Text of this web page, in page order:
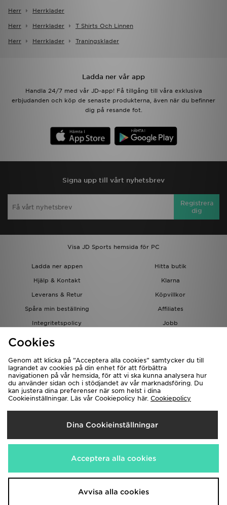
Herr Herrklader
Herr Herrklader T Shirts Och Linnen
Herr Herrklader Traningsklader
Ladda ner vår app
Handla 24/7 med vår JD-app! Få tillgång till våra exklusiva
erbjudanden och köp de senaste produkterna, även när du befinner
dig på resande fot.
Signa upp till vårt nyhetsbrev
Registrera
dig
Visa JD Sports hemsida för PC
Ladda ner appen
Hitta butik
Hjälp & Kontakt
Klarna
Leverans & Retur
Köpvillkor
Spåra min beställning
Affiliates
Integritetspolicy
Jobb
JD-bloggen
Levererar Till
Sverige
Vi accepterar följande betalningssätt
Besök bolagets hemsida på www.jdplc.com
Cookies
Genom att klicka på ”Acceptera alla cookies” samtycker du till
lagrandet av cookies på din enhet för att förbättra
navigationen på vår hemsida, för att vi ska kunna analysera hur
du använder sidan och i stödjandet av vår marknadsföring. Du
kan justera dina preferenser när som helst i dina
Cookieinställningar. Läs vår Cookiepolicy här. Cookiepolicy
Dina Cookieinställningar
Acceptera alla cookies
Avvisa alla cookies